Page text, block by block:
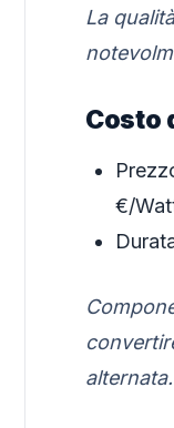
La
Costo
€/
alternata.